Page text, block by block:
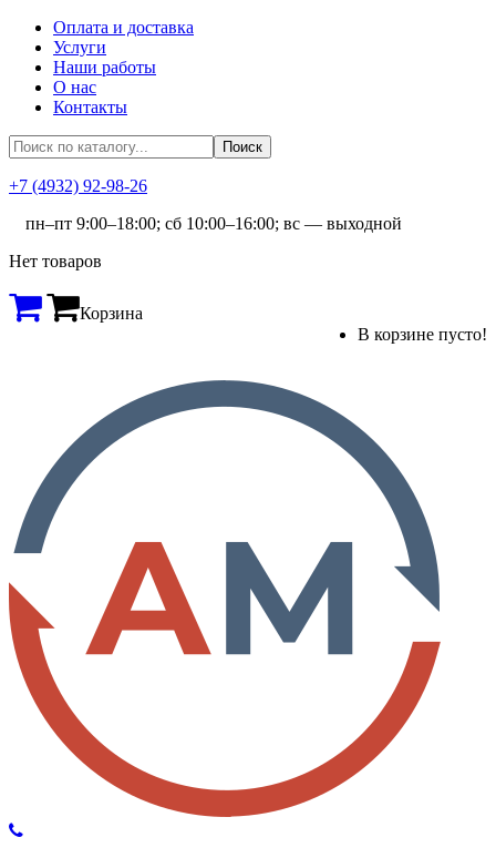
Оплата и доставка
Услуги
Наши работы
О нас
Контакты
+7 (4932) 92-98-26
пн–пт 9:00–18:00; сб 10:00–16:00; вс — выходной
Нет товаров
Корзина
В корзине пусто!